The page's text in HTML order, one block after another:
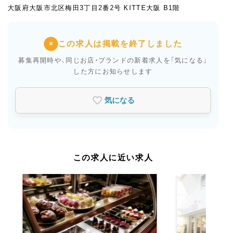
大阪府大阪市北区梅田3丁目2番2号 KITTE大阪 B1階
× この求人は掲載を終了しました
募集再開時や、同じお店・ブランドの新着求人を 「気になる」
した方にお知らせします
気になる
この求人に近い求人